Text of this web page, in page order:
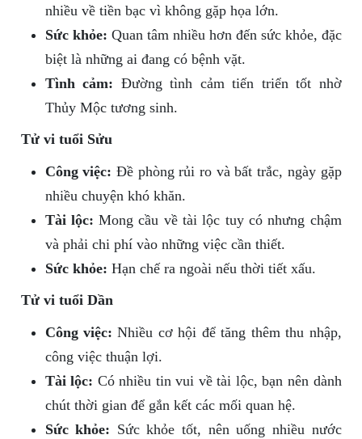
nhiều về tiền bạc vì không gặp họa lớn.
Sức khỏe: Quan tâm nhiều hơn đến sức khỏe, đặc
biệt là những ai đang có bệnh vặt.
Tình cảm: Đường tình cảm tiến triển tốt nhờ
Thủy Mộc tương sinh.
Tử vi tuổi Sửu
Công việc: Đề phòng rủi ro và bất trắc, ngày gặp
nhiều chuyện khó khăn.
Tài lộc: Mong cầu về tài lộc tuy có nhưng chậm
và phải chi phí vào những việc cần thiết.
Sức khỏe: Hạn chế ra ngoài nếu thời tiết xấu.
Tử vi tuổi Dần
Công việc: Nhiều cơ hội để tăng thêm thu nhập,
công việc thuận lợi.
Tài lộc: Có nhiều tin vui về tài lộc, bạn nên dành
chút thời gian để gắn kết các mối quan hệ.
Sức khỏe: Sức khỏe tốt, nên uống nhiều nước